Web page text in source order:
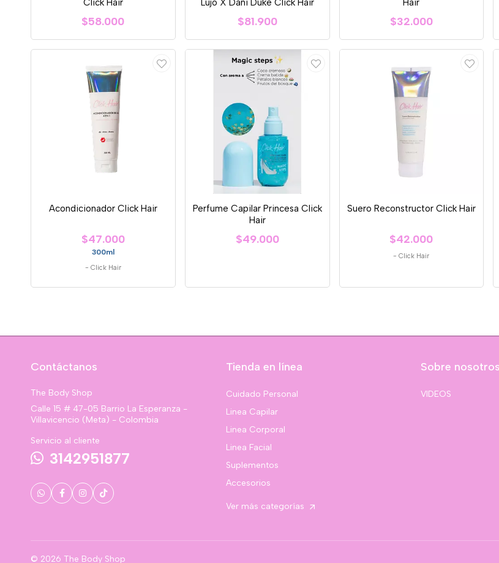
Click Hair
$58.000
Lujo X Dani Duke Click Hair
$81.900
Hair
$32.000
Acondicionador Click Hair
$47.000
300ml
- Click Hair
Perfume Capilar Princesa Click
Hair
$49.000
Suero Reconstructor Click Hair
$42.000
-Click Hair
Contáctanos
The Body Shop
Calle 15 # 47-05 Barrio La Esperanza -
Villavicencio (Meta) - Colombia
Servicio al cliente
3142951877
Tienda en línea
Cuidado Personal
Linea Capilar
Linea Corporal
Linea Facial
Suplementos
Accesorios
Ver más categorías
Sobre nosotros
VIDEOS
© 2026 The Body Shop